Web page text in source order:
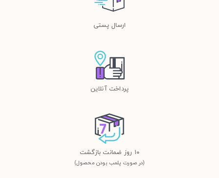
ارسال پستی
پرداخت آنلاین
١٠ روز ضمانت بازگشت
(در صورت پلمب بودن محصول)